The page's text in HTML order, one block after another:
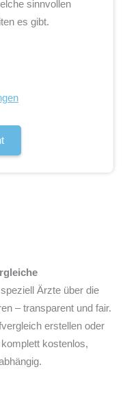
sinnvollen
es gibt.
Ärzte über die
– transparent und fair.
erstellen oder
kostenlos,